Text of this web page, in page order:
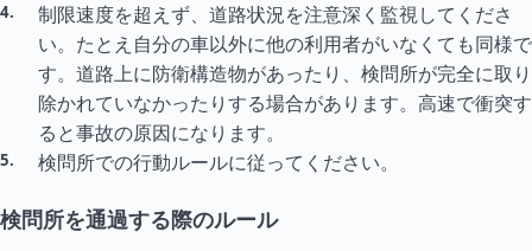
制限速度を超えず、道路状況を注意深く監視してくださ
い。たとえ自分の車以外に他の利用者がいなくても同様で
す。道路上に防衛構造物があったり、検問所が完全に取り
除かれていなかったりする場合があります。高速で衝突す
ると事故の原因になります。
検問所での行動ルールに従ってください。
検問所を通過する際のルール